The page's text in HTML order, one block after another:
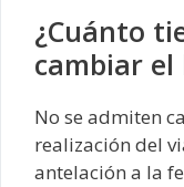
¿Cuánto
cambiar el
No se admiten
realización del
antelación a la